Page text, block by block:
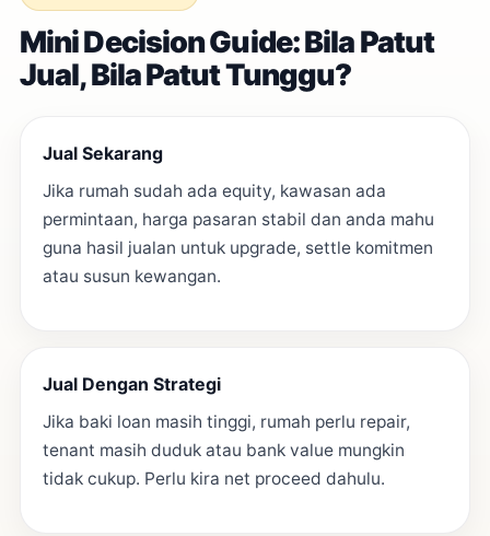
Mini Decision Guide: Bila Patut
Jual, Bila Patut Tunggu?
Jual Sekarang
Jika rumah sudah ada equity, kawasan ada
permintaan, harga pasaran stabil dan anda mahu
guna hasil jualan untuk upgrade, settle komitmen
atau susun kewangan.
Jual Dengan Strategi
Jika baki loan masih tinggi, rumah perlu repair,
tenant masih duduk atau bank value mungkin
tidak cukup. Perlu kira net proceed dahulu.